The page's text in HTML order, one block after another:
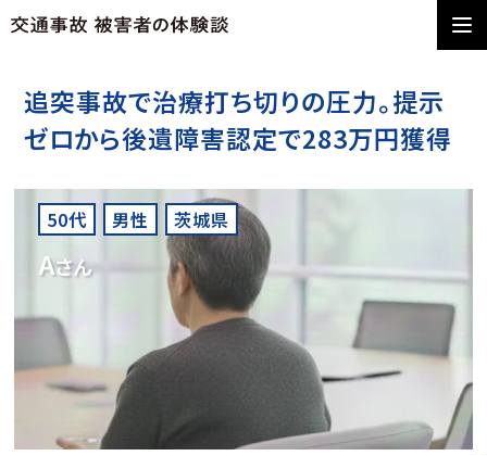
追突事故で治療打ち切りの圧力。提示
ゼロから後遺障害認定で283万円獲得
50代 男性 茨城県
Aさん